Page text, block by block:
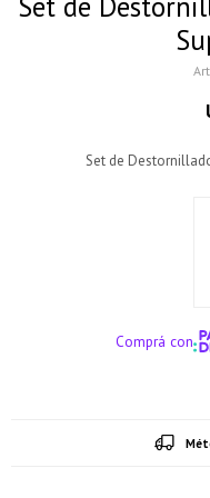
Set de
Comprá con